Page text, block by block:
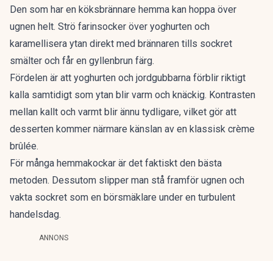
Den som har en köksbrännare hemma kan hoppa över
ugnen helt. Strö farinsocker över yoghurten och
karamellisera ytan direkt med brännaren tills sockret
smälter och får en gyllenbrun färg.
Fördelen är att yoghurten och jordgubbarna förblir riktigt
kalla samtidigt som ytan blir varm och knäckig. Kontrasten
mellan kallt och varmt blir ännu tydligare, vilket gör att
desserten kommer närmare känslan av en klassisk crème
brûlée.
För många hemmakockar är det faktiskt den bästa
metoden. Dessutom slipper man stå framför ugnen och
vakta sockret som en börsmäklare under en turbulent
handelsdag.
ANNONS